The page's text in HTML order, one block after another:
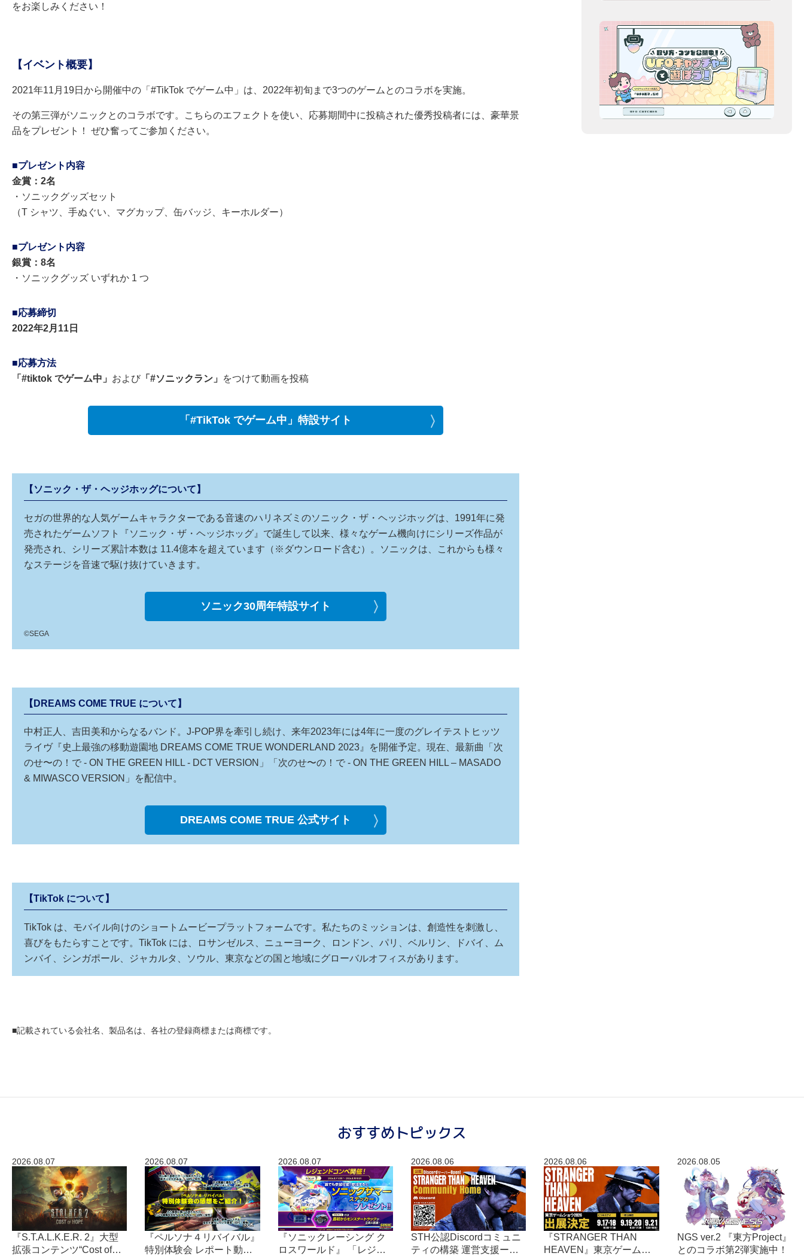
をお楽しみください！
【イベント概要】
2021年11月19日から開催中の「#TikTok でゲーム中」は、2022年初旬まで3つのゲームとのコラボを実施。
その第三弾がソニックとのコラボです。こちらのエフェクトを使い、応募期間中に投稿された優秀投稿者には、豪華景
品をプレゼント！ ぜひ奮ってご参加ください。
■プレゼント内容
金賞：2名
・ソニックグッズセット
（T シャツ、手ぬぐい、マグカップ、缶バッジ、キーホルダー）
■プレゼント内容
銀賞：8名
・ソニックグッズ いずれか 1 つ
■応募締切
2022年2月11日
■応募方法
「#tiktok でゲーム中」 および 「#ソニックラン」 をつけて動画を投稿
「#TikTok でゲーム中」特設サイト
【ソニック・ザ・ヘッジホッグについて】
セガの世界的な人気ゲームキャラクターである音速のハリネズミのソニック・ザ・ヘッジホッグは、1991年に発
売されたゲームソフト『ソニック・ザ・ヘッジホッグ』で誕生して以来、様々なゲーム機向けにシリーズ作品が
発売され、シリーズ累計本数は 11.4億本を超えています（※ダウンロード含む）。ソニックは、これからも様々
なステージを音速で駆け抜けていきます。
ソニック30周年特設サイト
©SEGA
【DREAMS COME TRUE について】
中村正人、吉田美和からなるバンド。J-POP界を牽引し続け、来年2023年には4年に一度のグレイテストヒッツ
ライヴ『史上最強の移動遊園地 DREAMS COME TRUE WONDERLAND 2023』を開催予定。現在、最新曲「次
のせ〜の！で - ON THE GREEN HILL - DCT VERSION」「次のせ〜の！で - ON THE GREEN HILL – MASADO
& MIWASCO VERSION」を配信中。
DREAMS COME TRUE 公式サイト
【TikTok について】
TikTok は、モバイル向けのショートムービープラットフォームです。私たちのミッションは、創造性を刺激し、
喜びをもたらすことです。TikTok には、ロサンゼルス、ニューヨーク、ロンドン、パリ、ベルリン、ドバイ、ム
ンバイ、シンガポール、ジャカルタ、ソウル、東京などの国と地域にグローバルオフィスがあります。
■記載されている会社名、製品名は、各社の登録商標または商標です。
おすすめトピックス
2026.08.07
『S.T.A.L.K.E.R. 2』大型
拡張コンテンツ“Cost of
2026.08.07
『ペルソナ４リバイバル』
特別体験会 レポート動画
2026.08.07
『ソニックレーシング ク
ロスワールド』 「レジェ
2026.08.06
STH公認Discordコミュニ
ティの構築 運営⽀援ーシ
2026.08.06
『STRANGER THAN
HEAVEN』東京ゲーム
2026.08.05
NGS ver.2 『東方Project』
とのコラボ第2弾実施中！